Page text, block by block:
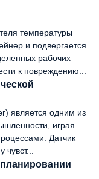
температуры
и подвергается
рабочих
к повреждению...
является одним из
играя
Датчик
чувст...